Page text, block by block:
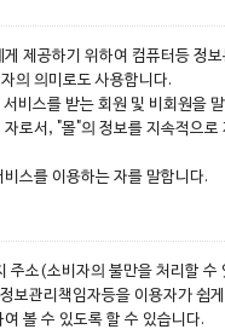
제공하기 위하여 컴퓨터등 정
의 의미로도 사용합니다.
비스를 받는 회원 및 비회원을
로서, "몰"의 정보를 지속적으
스를 이용하는 자를 말합니다.
주소(소비자의 불만을 처리할
보관리책임자등을 이용자가 쉽
볼 수 있도록 할 수 있습니다.